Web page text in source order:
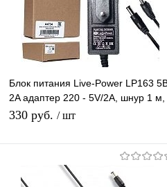
Блок питания Live-Power LP163
2A адаптер 220 - 5V/2A, шнур 1 м,
штекер 5.5*2,5 мм
330 руб. / шт